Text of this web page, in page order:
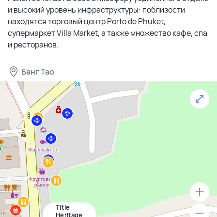
и высокий уровень инфраструктуры: поблизости
находятся торговый центр Porto de Phuket,
супермаркет Villa Market, а также множество кафе, спа
и ресторанов.
Банг Тао
Title
Heritage
500 м